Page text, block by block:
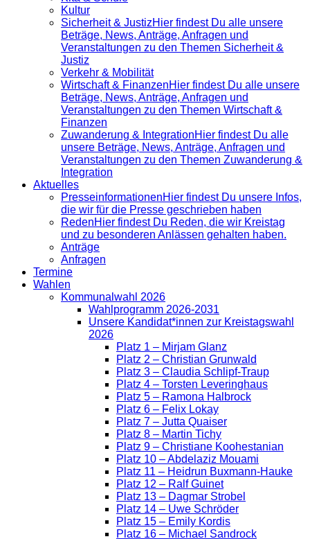
Kultur
Sicherheit & JustizHier findest Du alle unsere
Beträge, News, Anträge, Anfragen und
Veranstaltungen zu den Themen Sicherheit &
Justiz
Verkehr & Mobilität
Wirtschaft & FinanzenHier findest Du alle unsere
Beträge, News, Anträge, Anfragen und
Veranstaltungen zu den Themen Wirtschaft &
Finanzen
Zuwanderung & IntegrationHier findest Du alle
unsere Beträge, News, Anträge, Anfragen und
Veranstaltungen zu den Themen Zuwanderung &
Integration
Aktuelles
Presse­informationenHier findest Du unsere Infos,
die wir für die Presse geschrieben haben
RedenHier findest Du Reden, die wir Kreistag
und zu besonderen Anlässen gehalten haben.
Anträge
Anfragen
Termine
Wahlen
Kommunalwahl 2026
Wahlprogramm 2026-2031
Unsere Kandidat*innen zur Kreistagswahl
2026
Platz 1 – Mirjam Glanz
Platz 2 – Christian Grunwald
Platz 3 – Claudia Schlipf-Traup
Platz 4 – Torsten Leveringhaus
Platz 5 – Ramona Halbrock
Platz 6 – Felix Lokay
Platz 7 – Jutta Quaiser
Platz 8 – Martin Tichy
Platz 9 – Christiane Koohestanian
Platz 10 – Abdelaziz Mouami
Platz 11 – Heidrun Buxmann-Hauke
Platz 12 – Ralf Guinet
Platz 13 – Dagmar Strobel
Platz 14 – Uwe Schröder
Platz 15 – Emily Kordis
Platz 16 – Michael Sandrock